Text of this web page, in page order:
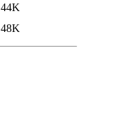
44K
48K